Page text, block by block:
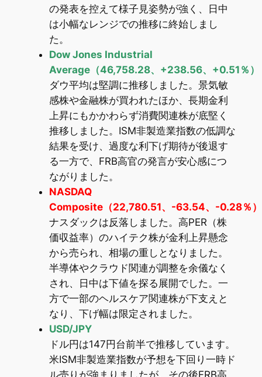
の発表を控えて様子見姿勢が強く、日中
は小幅なレンジでの推移に終始しまし
た。
Dow Jones Industrial
Average（46,758.28、+238.56、+0.51％）
ダウ平均は堅調に推移しました。景気敏
感株や金融株が買われたほか、長期金利
上昇にもかかわらず消費関連株が底堅く
推移しました。ISM非製造業指数の低調な
結果を受け、過度な利下げ期待が後退す
る一方で、FRB高官の発言が安心感につ
ながりました。
NASDAQ
Composite（22,780.51、-63.54、-0.28％）
ナスダックは反落しました。高PER（株
価収益率）のハイテク株が金利上昇懸念
から売られ、相場の重しとなりました。
半導体やクラウド関連が調整を余儀なく
され、日中は下値を探る展開でした。一
方で一部のヘルスケア関連株が下支えと
なり、下げ幅は限定されました。
USD/JPY
ドル円は147円台前半で推移しています。
米ISM非製造業指数が予想を下回り一時ド
ル売りが強まりましたが、その後FRB高